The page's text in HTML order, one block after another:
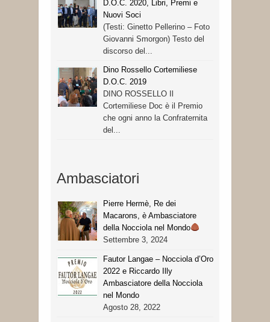
D.O.C. 2020, Libri, Premi e
Nuovi Soci
(Testi: Ginetto Pellerino – Foto
Giovanni Smorgon) Testo del
discorso del...
Dino Rossello Cortemiliese
D.O.C. 2019
DINO ROSSELLO Il
Cortemiliese Doc è il Premio
che ogni anno la Confraternita
del...
Ambasciatori
Pierre Hermè, Re dei
Macarons, è Ambasciatore
della Nocciola nel Mondo
Settembre 3, 2024
Fautor Langae – Nocciola d’Oro
2022 e Riccardo Illy
Ambasciatore della Nocciola
nel Mondo
Agosto 28, 2022